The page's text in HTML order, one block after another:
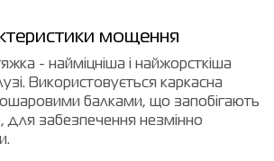
мощення
- найміцніша і найжорсткіша
Використовується каркасна
балками, що запобігають
для забезпечення незмінно